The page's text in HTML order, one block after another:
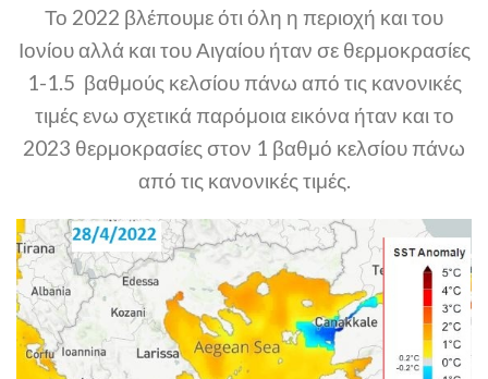
Το 2022 βλέπουμε ότι όλη η περιοχή και του
Ιονίου αλλά και του Αιγαίου ήταν σε θερμοκρασίες
1-1.5 βαθμούς κελσίου πάνω από τις κανονικές
τιμές ενω σχετικά παρόμοια εικόνα ήταν και το
2023 θερμοκρασίες στον 1 βαθμό κελσίου πάνω
από τις κανονικές τιμές.